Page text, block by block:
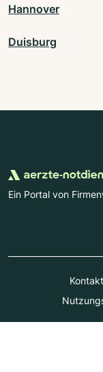
Hannover
Duisburg
Ein Portal von
Kontakt